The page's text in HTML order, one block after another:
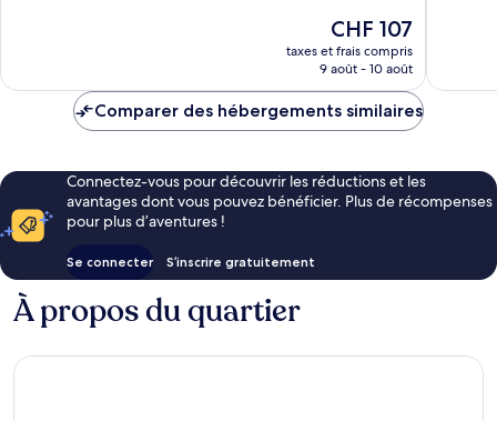
Le
nouveau
prix
de
CHF 107
taxes et frais compris
9 août - 10 août
Comparer des hébergements similaires
Connectez-vous pour découvrir les réductions et les
avantages dont vous pouvez bénéficier. Plus de récompenses
pour plus d’aventures !
Se connecter S’inscrire gratuitement
À propos du quartier